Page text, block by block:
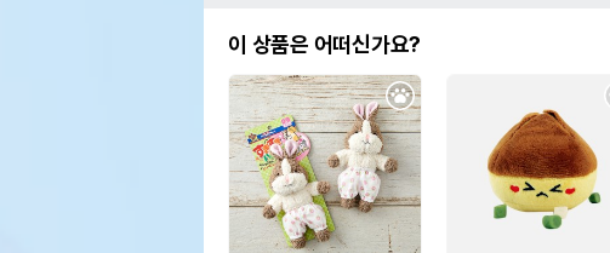
이 상품은 어떠신가요?